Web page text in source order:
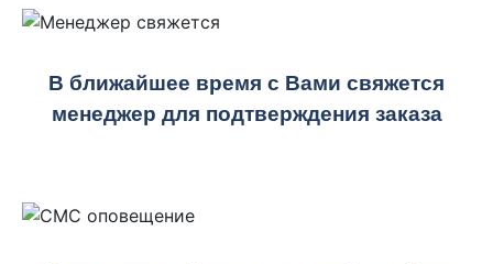
В ближайшее время с Вами свяжется
менеджер для подтверждения заказа